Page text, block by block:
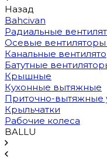
Назад
Bahcivan
Радиальные
Осевые вентиляторы
Канальные
Батутные
Крышные
Кухонные вытяжные
Приточно-вытяжные
Крыльчатки
Рабочие колеса
BALLU